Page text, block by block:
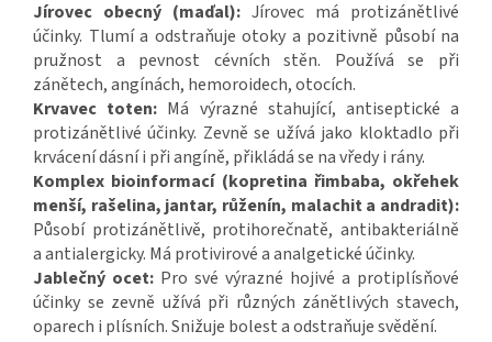
Jírovec obecný (maďal): Jírovec má protizánětlivé
účinky. Tlumí a odstraňuje otoky a pozitivně působí na
pružnost a pevnost cévních stěn. Používá se při
zánětech, angínách, hemoroidech, otocích.
Krvavec toten: Má výrazné stahující, antiseptické a
protizánětlivé účinky. Zevně se užívá jako kloktadlo při
krvácení dásní i při angíně, přikládá se na vředy i rány.
Komplex bioinformací (kopretina řimbaba, okřehek
menší, rašelina, jantar, růženín, malachit a andradit):
Působí protizánětlivě, protihorečnatě, antibakteriálně
a antialergicky. Má protivirové a analgetické účinky.
Jablečný ocet: Pro své výrazné hojivé a protiplísňové
účinky se zevně užívá při různých zánětlivých stavech,
oparech i plísních. Snižuje bolest a odstraňuje svědění.